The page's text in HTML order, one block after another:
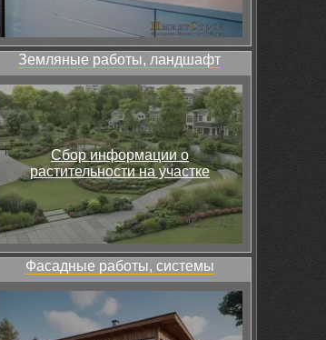
Земляные работы, ландшафт
Сбор информации о
растительности на участке
Фасадные работы, системы